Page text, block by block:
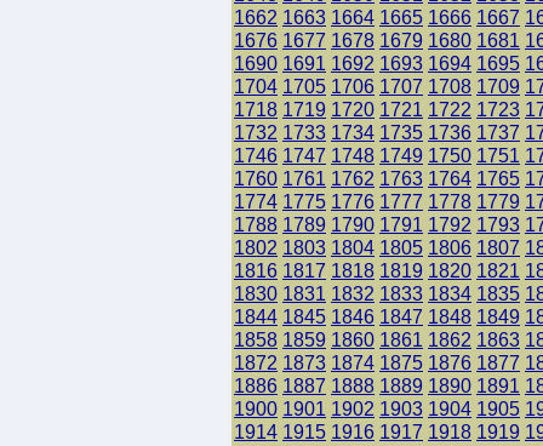
1662 1663 1664 1665 1666 1667
1676 1677 1678 1679 1680 1681
1690 1691 1692 1693 1694 1695
1704 1705 1706 1707 1708 1709
1718 1719 1720 1721 1722 1723
1732 1733 1734 1735 1736 1737
1746 1747 1748 1749 1750 1751
1760 1761 1762 1763 1764 1765
1774 1775 1776 1777 1778 1779
1788 1789 1790 1791 1792 1793
1802 1803 1804 1805 1806 1807
1816 1817 1818 1819 1820 1821
1830 1831 1832 1833 1834 1835
1844 1845 1846 1847 1848 1849
1858 1859 1860 1861 1862 1863
1872 1873 1874 1875 1876 1877
1886 1887 1888 1889 1890 1891
1900 1901 1902 1903 1904 1905
1914 1915 1916 1917 1918 1919